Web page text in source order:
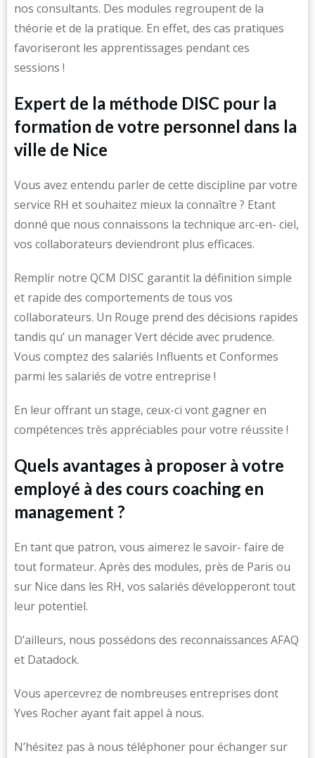
nos consultants. Des modules regroupent de la
théorie et de la pratique. En effet, des cas pratiques
favoriseront les apprentissages pendant ces
sessions !
Expert de la méthode DISC pour la
formation de votre personnel dans la
ville de Nice
Vous avez entendu parler de cette discipline par votre
service RH et souhaitez mieux la connaître ? Etant
donné que nous connaissons la technique arc-en- ciel,
vos collaborateurs deviendront plus efficaces.
Remplir notre QCM DISC garantit la définition simple
et rapide des comportements de tous vos
collaborateurs. Un Rouge prend des décisions rapides
tandis qu’ un manager Vert décide avec prudence.
Vous comptez des salariés Influents et Conformes
parmi les salariés de votre entreprise !
En leur offrant un stage, ceux-ci vont gagner en
compétences très appréciables pour votre réussite !
Quels avantages à proposer à votre
employé à des cours coaching en
management ?
En tant que patron, vous aimerez le savoir- faire de
tout formateur. Après des modules, près de Paris ou
sur Nice dans les RH, vos salariés développeront tout
leur potentiel.
D’ailleurs, nous possédons des reconnaissances AFAQ
et Datadock.
Vous apercevrez de nombreuses entreprises dont
Yves Rocher ayant fait appel à nous.
N’hésitez pas à nous téléphoner pour échanger sur